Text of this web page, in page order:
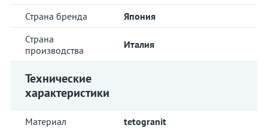
Страна бренда
Япония
Страна
производства
Италия
Технические
характеристики
Материал
tetogranit